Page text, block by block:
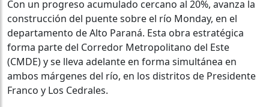
Con un progreso acumulado cercano al 20%, avanza la
construcción del puente sobre el río Monday, en el
departamento de Alto Paraná. Esta obra estratégica
forma parte del Corredor Metropolitano del Este
(CMDE) y se lleva adelante en forma simultánea en
ambos márgenes del río, en los distritos de Presidente
Franco y Los Cedrales.